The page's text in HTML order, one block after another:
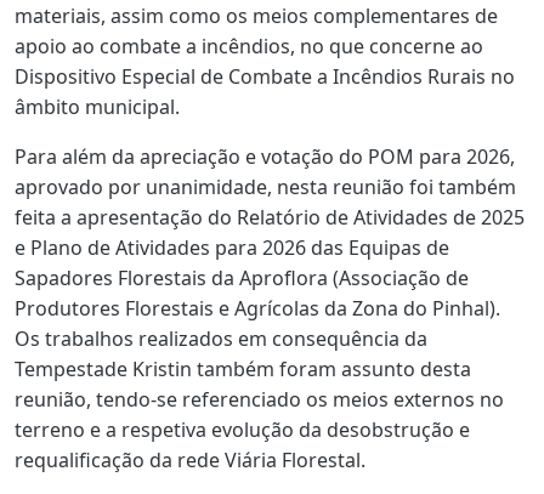
materiais, assim como os meios complementares de
apoio ao combate a incêndios, no que concerne ao
Dispositivo Especial de Combate a Incêndios Rurais no
âmbito municipal.
Para além da apreciação e votação do POM para 2026,
aprovado por unanimidade, nesta reunião foi também
feita a apresentação do Relatório de Atividades de 2025
e Plano de Atividades para 2026 das Equipas de
Sapadores Florestais da Aproflora (Associação de
Produtores Florestais e Agrícolas da Zona do Pinhal).
Os trabalhos realizados em consequência da
Tempestade Kristin também foram assunto desta
reunião, tendo-se referenciado os meios externos no
terreno e a respetiva evolução da desobstrução e
requalificação da rede Viária Florestal.